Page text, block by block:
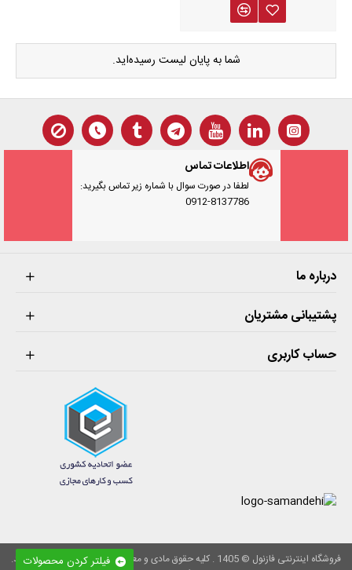
شما به پایان لیست رسیده‌اید.
اطلاعات تماس
لطفا در صورت سوال با شماره زیر تماس بگیرید:
0912-8137786
درباره ما
پشتیبانی مشتریان
حساب کاربری
فروشگاه اینترنتی فازنول © 1405 . کلیه حقوق مادی و معنوی این سایت محفوظ می‌باشد.
فیلتر کردن محصولات